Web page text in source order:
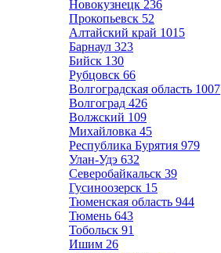
Новокузнецк 236
Прокопьевск 52
Алтайский край 1015
Барнаул 323
Бийск 130
Рубцовск 66
Волгоградская область 1007
Волгоград 426
Волжский 109
Михайловка 45
Республика Бурятия 979
Улан-Удэ 632
Северобайкальск 39
Гусиноозерск 15
Тюменская область 944
Тюмень 643
Тобольск 91
Ишим 26